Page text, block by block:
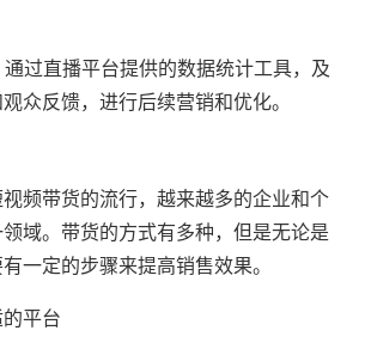
过直播平台提供的数据统计工具，及
众反馈，进行后续营销和优化。
频带货的流行，越来越多的企业和个
域。带货的方式有多种，但是无论是
一定的步骤来提高销售效果。
平台